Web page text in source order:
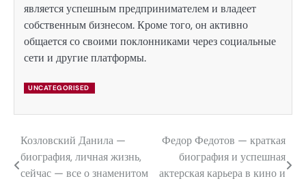
является успешным предпринимателем и владеет
собственным бизнесом. Кроме того, он активно
общается со своими поклонниками через социальные
сети и другие платформы.
UNCATEGORISED
Навигация
по
Козловский Данила —
биография, личная жизнь,
сейчас — все о знаменитом
Федор Федотов — краткая
биография и успешная
актерская карьера в кино и